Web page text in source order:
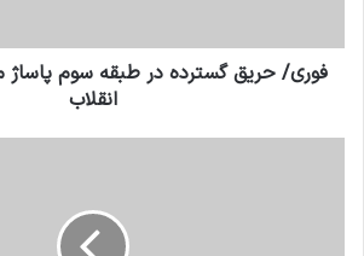
فوری/ حریق گسترده در طبقه سوم
انقلاب